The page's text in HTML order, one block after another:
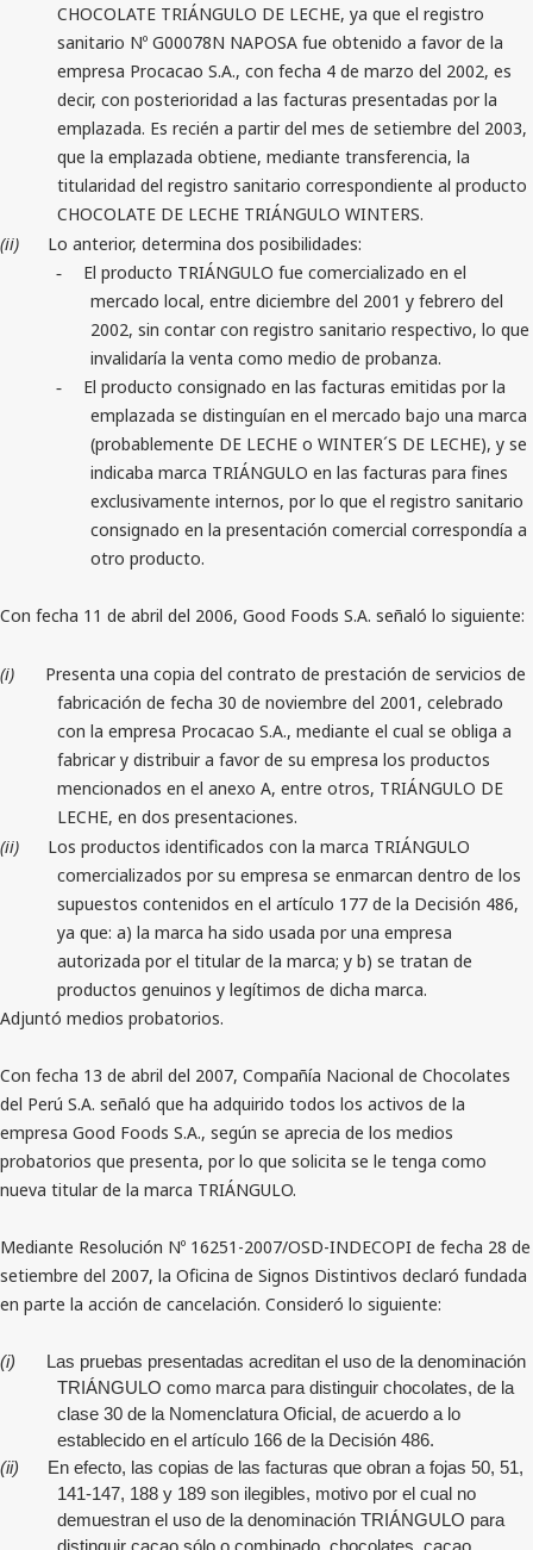
CHOCOLATE TRIÁNGULO DE LECHE, ya que el registro
sanitario Nº G00078N NAPOSA fue obtenido a favor de la
empresa Procacao S.A., con fecha 4 de marzo del 2002, es
decir, con posterioridad a las facturas presentadas por la
emplazada. Es recién a partir del mes de setiembre del 2003,
que la emplazada obtiene, mediante transferencia, la
titularidad del registro sanitario correspondiente al producto
CHOCOLATE DE LECHE TRIÁNGULO WINTERS.
(ii)
Lo anterior, determina dos posibilidades:
-
El producto TRIÁNGULO fue comercializado en el
mercado local, entre diciembre del 2001 y febrero del
2002, sin contar con registro sanitario respectivo, lo que
invalidaría la venta como medio de probanza.
-
El producto consignado en las facturas emitidas por la
emplazada se distinguían en el mercado bajo una marca
(probablemente DE LECHE o WINTER´S DE LECHE), y se
indicaba marca TRIÁNGULO en las facturas para fines
exclusivamente internos, por lo que el registro sanitario
consignado en la presentación comercial correspondía a
otro producto.
Con fecha 11 de abril del 2006, Good Foods S.A. señaló lo siguiente:
(i)
Presenta una copia del contrato de prestación de servicios de
fabricación de fecha 30 de noviembre del 2001, celebrado
con la empresa Procacao S.A., mediante el cual se obliga a
fabricar y distribuir a favor de su empresa los productos
mencionados en el anexo A, entre otros, TRIÁNGULO DE
LECHE, en dos presentaciones.
(ii)
Los productos identificados con la marca TRIÁNGULO
comercializados por su empresa se enmarcan dentro de los
supuestos contenidos en el artículo 177 de la Decisión 486,
ya que: a) la marca ha sido usada por una empresa
autorizada por el titular de la marca; y b) se tratan de
productos genuinos y legítimos de dicha marca.
Adjuntó medios probatorios.
Con fecha 13 de abril del 2007, Compañía Nacional de Chocolates
del Perú S.A. señaló que ha adquirido todos los activos de la
empresa Good Foods S.A., según se aprecia de los medios
probatorios que presenta, por lo que solicita se le tenga como
nueva titular de la marca TRIÁNGULO.
Mediante Resolución Nº 16251-2007/OSD-INDECOPI de fecha 28 de
setiembre del 2007, la Oficina de Signos Distintivos declaró fundada
en parte la acción de cancelación. Consideró lo siguiente:
(i)
Las pruebas presentadas acreditan el uso de la denominación
TRIÁNGULO como marca para distinguir chocolates, de la
clase 30 de la Nomenclatura Oficial, de acuerdo a lo
establecido en el artículo 166 de la Decisión 486.
(ii)
En efecto, las copias de las facturas que obran a fojas 50, 51,
141-147, 188 y 189 son ilegibles, motivo por el cual no
demuestran el uso de la denominación TRIÁNGULO para